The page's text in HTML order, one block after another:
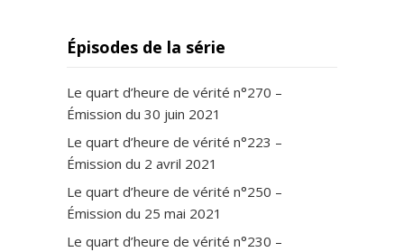
Épisodes de la série
Le quart d’heure de vérité n°270 –
Émission du 30 juin 2021
Le quart d’heure de vérité n°223 –
Émission du 2 avril 2021
Le quart d’heure de vérité n°250 –
Émission du 25 mai 2021
Le quart d’heure de vérité n°230 –